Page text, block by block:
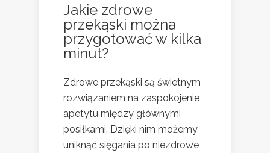
Jakie zdrowe
przekąski można
przygotować w kilka
minut?
Zdrowe przekąski są świetnym
rozwiązaniem na zaspokojenie
apetytu między głównymi
posiłkami. Dzięki nim możemy
uniknąć sięgania po niezdrowe